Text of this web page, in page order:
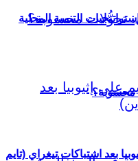
محسوبة؟
التنمية المحلية
بعد اشتباكات تيغراي (تايم